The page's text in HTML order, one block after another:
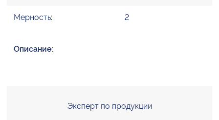
Мерность: 2
Описание:
Эксперт по продукции